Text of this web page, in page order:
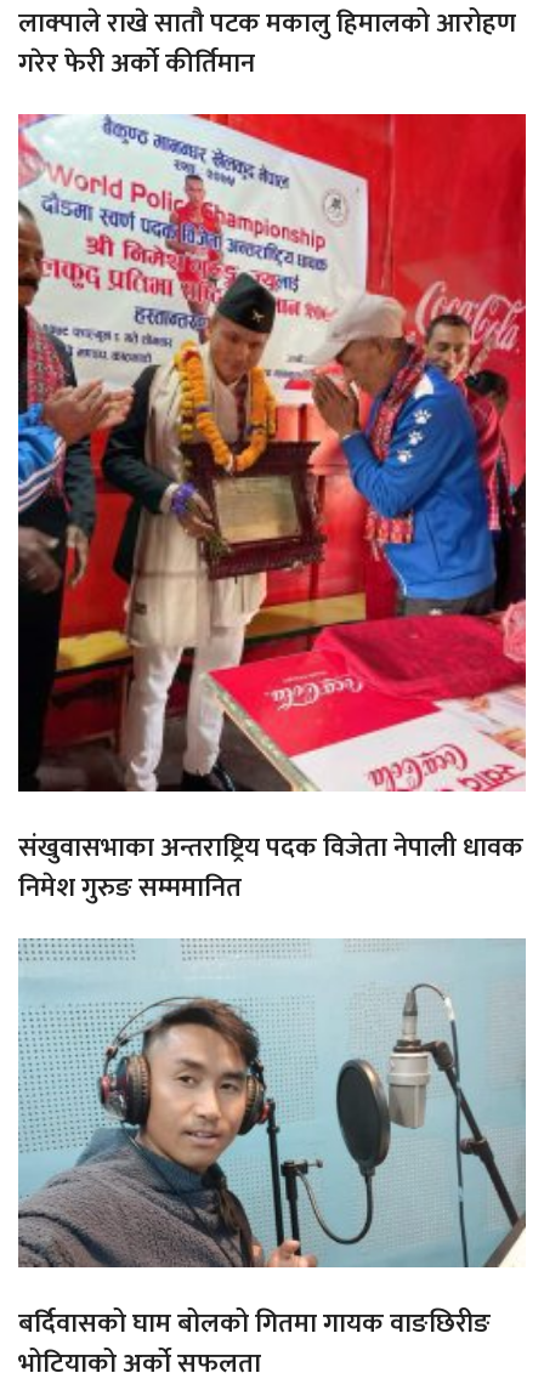
लाक्पाले राखे सातौ पटक मकालु हिमालको आरोहण
गरेर फेरी अर्को कीर्तिमान
संखुवासभाका अन्तराष्ट्रिय पदक विजेता नेपाली धावक
निमेश गुरुङ सम्ममानित
बर्दिवासको घाम बोलको गितमा गायक वाङछिरीङ
भोटियाको अर्को सफलता